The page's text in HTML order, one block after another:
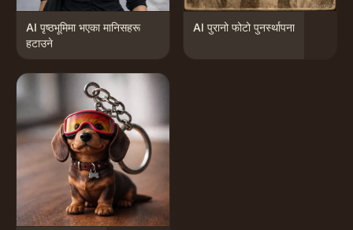
AI पृष्ठभूमिमा भएका मानिसहरू
हटाउने
AI पुरानो फोटो पुनर्स्थापना